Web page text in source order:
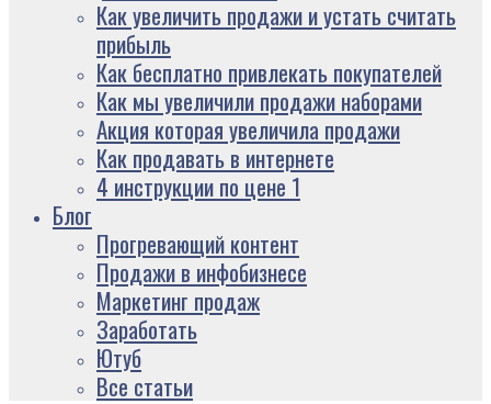
Как увеличить продажи и устать считать
прибыль
Как бесплатно привлекать покупателей
Как мы увеличили продажи наборами
Акция которая увеличила продажи
Как продавать в интернете
4 инструкции по цене 1
Блог
Прогревающий контент
Продажи в инфобизнесе
Маркетинг продаж
Заработать
Ютуб
Все статьи